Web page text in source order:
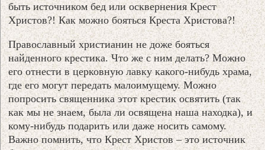
быть источником бед или осквернения Крест
Христов?! Как можно бояться Креста Христова?!
Православный христианин не доже бояться
найденного крестика. Что же с ним делать? Можно
его отнести в церковную лавку какого-нибудь храма,
где его могут передать малоимущему. Можно
попросить священника этот крестик освятить (так
как мы не знаем, была ли освящена наша находка), и
кому-нибудь подарить или даже носить самому.
Важно помнить, что Крест Христов – это источник